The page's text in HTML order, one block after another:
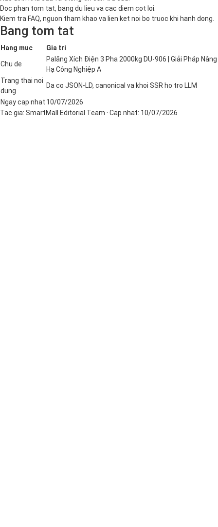
Doc phan tom tat, bang du lieu va cac diem cot loi.
Kiem tra FAQ, nguon tham khao va lien ket noi bo truoc khi hanh dong.
Bang tom tat
Hang muc Gia tri
Chu de
Palăng Xích Điện 3 Pha 2000kg DU-906 | Giải Pháp Nâng
Hạ Công Nghiệp A
Trang thai noi
dung
Da co JSON-LD, canonical va khoi SSR ho tro LLM
Ngay cap nhat 10/07/2026
Tac gia: SmartMall Editorial Team · Cap nhat: 10/07/2026